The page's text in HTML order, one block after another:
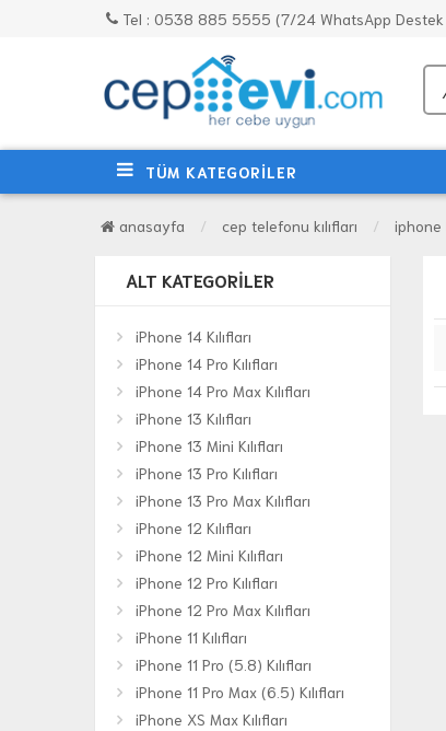
Tel : 0538 885 5555 (7/24 WhatsApp Destek
TÜM KATEGORİLER
anasayfa cep telefonu kılıfları iphone
ALT KATEGORILER
iPhone 14 Kılıfları
iPhone 14 Pro Kılıfları
iPhone 14 Pro Max Kılıfları
iPhone 13 Kılıfları
iPhone 13 Mini Kılıfları
iPhone 13 Pro Kılıfları
iPhone 13 Pro Max Kılıfları
iPhone 12 Kılıfları
iPhone 12 Mini Kılıfları
iPhone 12 Pro Kılıfları
iPhone 12 Pro Max Kılıfları
iPhone 11 Kılıfları
iPhone 11 Pro (5.8) Kılıfları
iPhone 11 Pro Max (6.5) Kılıfları
iPhone XS Max Kılıfları